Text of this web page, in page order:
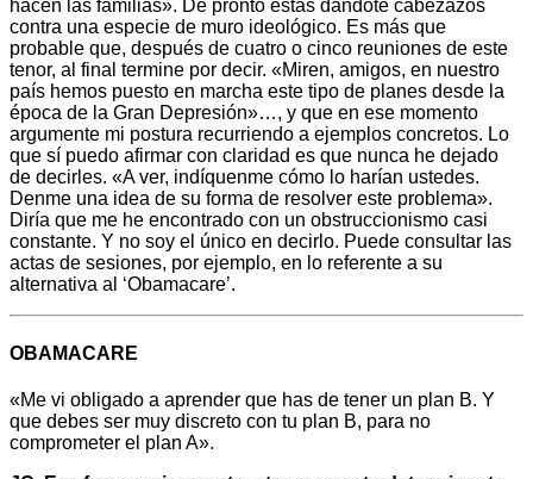
hacen las familias». De pronto estás dándote cabezazos
contra una especie de muro ideológico. Es más que
probable que, después de cuatro o cinco reuniones de este
tenor, al final termine por decir. «Miren, amigos, en nuestro
país hemos puesto en marcha este tipo de planes desde la
época de la Gran Depresión»…, y que en ese momento
argumente mi postura recurriendo a ejemplos concretos. Lo
que sí puedo afirmar con claridad es que nunca he dejado
de decirles. «A ver, indíquenme cómo lo harían ustedes.
Denme una idea de su forma de resolver este problema».
Diría que me he encontrado con un obstruccionismo casi
constante. Y no soy el único en decirlo. Puede consultar las
actas de sesiones, por ejemplo, en lo referente a su
alternativa al ‘Obamacare’.
OBAMACARE
«Me vi obligado a aprender que has de tener un plan B. Y
que debes ser muy discreto con tu plan B, para no
comprometer el plan A».